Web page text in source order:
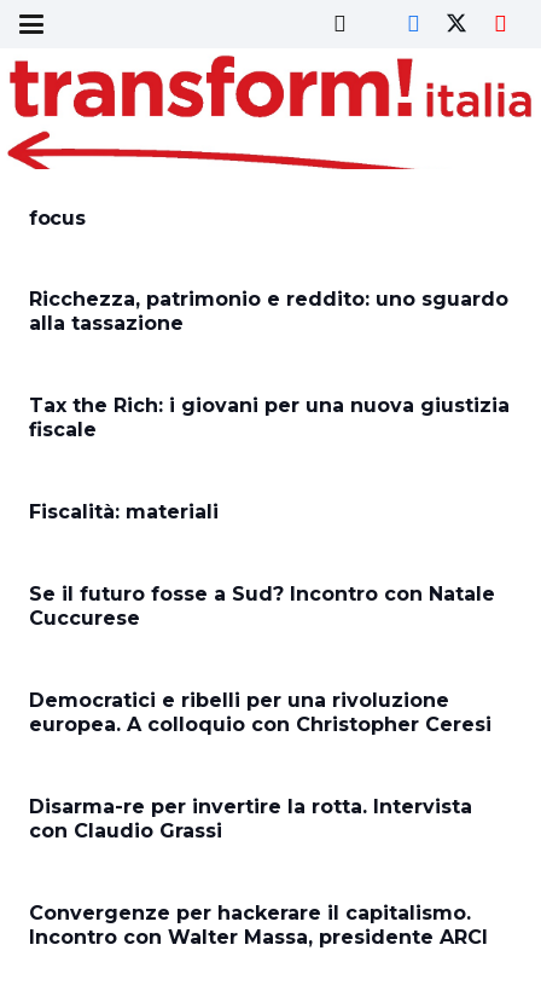
focus
Ricchezza, patrimonio e reddito: uno sguardo
alla tassazione
Tax the Rich: i giovani per una nuova giustizia
fiscale
Fiscalità: materiali
Se il futuro fosse a Sud? Incontro con Natale
Cuccurese
Democratici e ribelli per una rivoluzione
europea. A colloquio con Christopher Ceresi
Disarma-re per invertire la rotta. Intervista
con Claudio Grassi
Convergenze per hackerare il capitalismo.
Incontro con Walter Massa, presidente ARCI